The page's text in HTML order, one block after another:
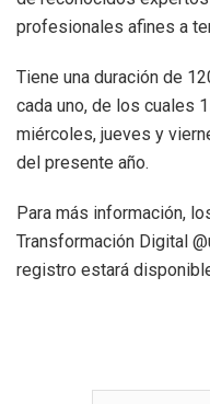
profesionales afines a
Tiene una duración de
cada uno, de los cuales
miércoles, jueves y
del presente año.
Para más información,
Transformación Digital
registro estará